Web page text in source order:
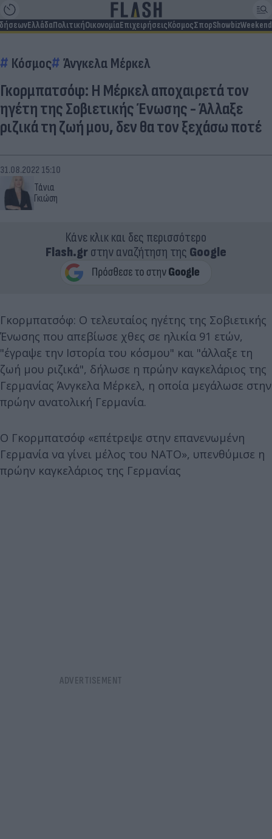
ΕλλάδαΠολιτικήΟικονομίαΕπιχειρήσειςΚόσμοςΣπορShowbizWeekend
Κόσμος Άνγκελα Μέρκελ
Γκορμπατσόφ: H Μέρκελ αποχαιρετά τον
ηγέτη της Σοβιετικής Ένωσης - Άλλαξε
ριζικά τη ζωή μου, δεν θα τον ξεχάσω ποτέ
Τάνια
Γκιώση
31.08.2022 15:10
Κάνε κλικ και δες περισσότερο
Flash.grστην αναζήτηση της Google
Γκορμπατσόφ: O τελευταίος ηγέτης της Σοβιετικής
Ένωσης που απεβίωσε χθες σε ηλικία 91 ετών,
"έγραψε την Ιστορία του κόσμου" και "άλλαξε τη
ζωή μου ριζικά", δήλωσε η πρώην καγκελάριος της
Γερμανίας Άνγκελα Μέρκελ, η οποία μεγάλωσε στην
πρώην ανατολική Γερμανία.
Ο Γκορμπατσόφ «επέτρεψε στην επανενωμένη
Γερμανία να γίνει μέλος του NATO», υπενθύμισε η
πρώην καγκελάριος της Γερμανίας